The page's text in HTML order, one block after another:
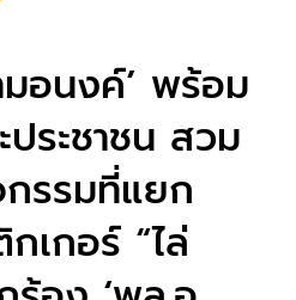
อนงค์’ พร้อม
ระชาชน สวม
รรมที่แยก
เกอร์ “ไล่